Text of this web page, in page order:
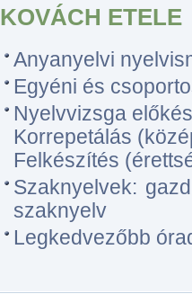
KOVÁCH ETELE
Anyanyelvi
Egyéni és
Nyelvvizsga
Korrepetálás
Felkészítés
Szaknyelvek:
szaknyelv
Legkedvezőbb